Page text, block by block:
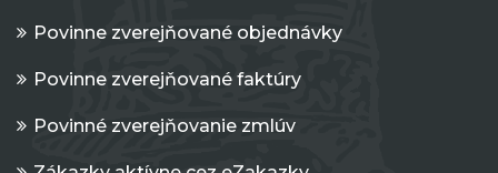
Povinne zverejňované objednávky
Povinne zverejňované faktúry
Povinné zverejňovanie zmlúv